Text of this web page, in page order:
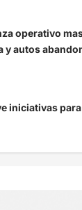
operativo
y autos
iniciativas